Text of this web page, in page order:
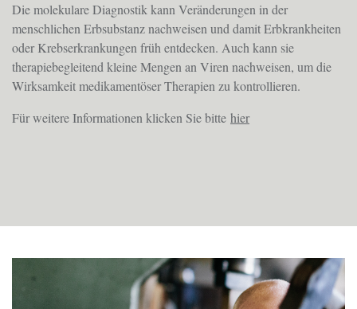
Die molekulare Diagnostik kann Veränderungen in der
menschlichen Erbsubstanz nachweisen und damit Erbkrankheiten
oder Krebserkrankungen früh entdecken. Auch kann sie
therapiebegleitend kleine Mengen an Viren nachweisen, um die
Wirksamkeit medikamentöser Therapien zu kontrollieren.
Für weitere Informationen klicken Sie bitte hier